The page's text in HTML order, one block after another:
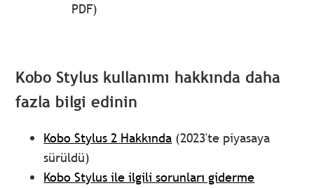
PDF)
Kobo Stylus kullanımı hakkında daha
fazla bilgi edinin
Kobo Stylus 2 Hakkında (2023'te piyasaya
sürüldü)
Kobo Stylus ile ilgili sorunları giderme